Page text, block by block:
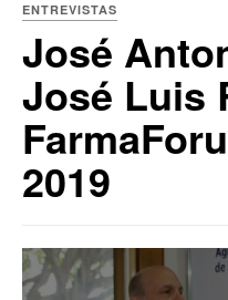
ENTREVISTAS
José
José Luis
2019